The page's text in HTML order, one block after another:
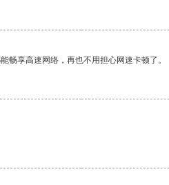
畅享高速网络，再也不用担心网速卡顿了。